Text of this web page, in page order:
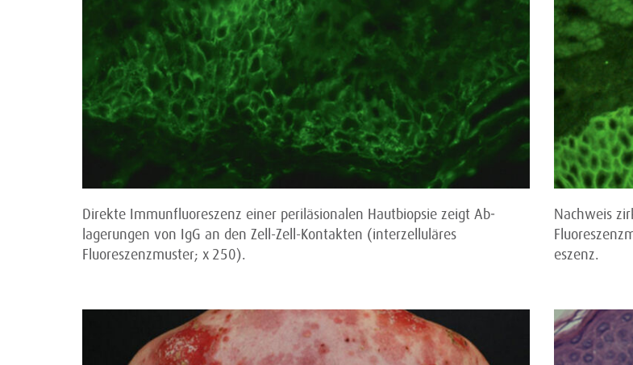
Direkte Immunfluoreszenz einer periläsionalen Hautbiopsie zeigt Ab­
lagerungen von IgG an den Zell-Zell-Kontakten (interzelluläres
Fluoreszenzmuster; x 250).
Nachweis
eszenz.